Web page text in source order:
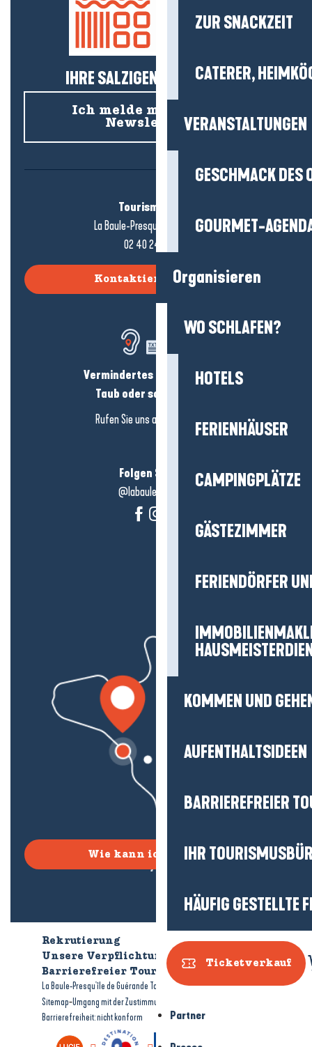
ZUR SNACKZEIT
CATERER,
VERANSTALTUNGEN
GESCHMACK DES
GOURMET-
Organisieren
WO SCHLAFEN?
HOTELS
FERIENHÄUSER
CAMPINGPLÄTZE
GÄSTEZIMMER
FERIENDÖRFER
KOMMEN UND
AUFENTHALTSIDEEN
BARRIEREFREIER
IHR
HÄUFIG GESTELLTE
Ticketverkauf
Partner
IHRE SALZIGEN NEUIGKEITEN!
Ich melde mich für den
Newsletter an
Tourismusbüro
La Baule-Presqu'île de Guérande
02 40 24 34 44
Kontaktieren Sie uns
Vermindertes Hörvermögen?
Taub oder schwerhörig?
Rufen Sie uns an in
hier klicken
Folgen Sie uns!
@labauleguérande
Wie kann ich kommen?
Rekrutierung
Wer sind wir?
Unsere Verpflichtungen
Barrierefreier Tourismus
La Baule-Presqu'île de Guérande Tourismus-Rechtliche Hinweise-
Sitemap-Umgang mit der Zustimmung
Barrierefreiheit: nicht konform